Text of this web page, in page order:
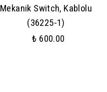
Mekanik Switch, Kablolu
(36225-1)
₺ 600.00